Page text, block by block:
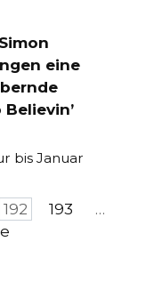
eine
bis Januar
192 193
…